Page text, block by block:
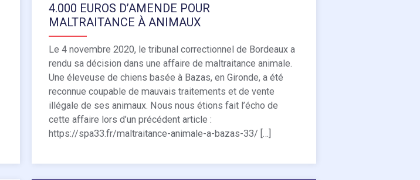
4.000 EUROS D’AMENDE POUR
MALTRAITANCE À ANIMAUX
Le 4 novembre 2020, le tribunal correctionnel de Bordeaux a
rendu sa décision dans une affaire de maltraitance animale.
Une éleveuse de chiens basée à Bazas, en Gironde, a été
reconnue coupable de mauvais traitements et de vente
illégale de ses animaux. Nous nous étions fait l’écho de
cette affaire lors d’un précédent article :
https://spa33.fr/maltraitance-animale-a-bazas-33/ […]